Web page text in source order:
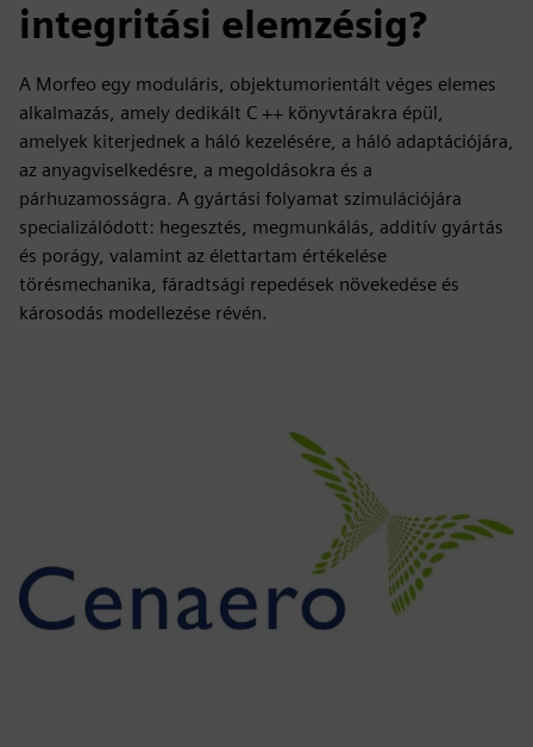
integritási elemzésig?
A Morfeo egy moduláris, objektumorientált véges elemes
alkalmazás, amely dedikált C ++ könyvtárakra épül,
amelyek kiterjednek a háló kezelésére, a háló adaptációjára,
az anyagviselkedésre, a megoldásokra és a
párhuzamosságra. A gyártási folyamat szimulációjára
specializálódott: hegesztés, megmunkálás, additív gyártás
és porágy, valamint az élettartam értékelése
törésmechanika, fáradtsági repedések növekedése és
károsodás modellezése révén.